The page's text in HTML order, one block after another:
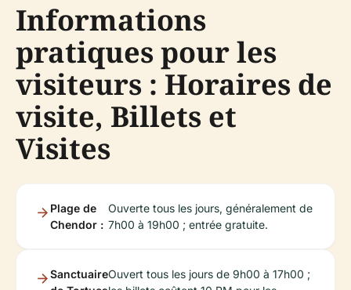
Informations
pratiques pour les
visiteurs : Horaires de
visite, Billets et
Visites
Plage de
Chendor :
Ouverte tous les jours, généralement de
7h00 à 19h00 ; entrée gratuite.
SanctuaireOuvert tous les jours de 9h00 à 17h00 ;